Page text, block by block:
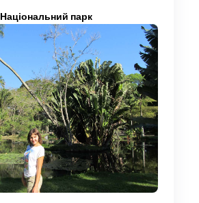
Національний парк